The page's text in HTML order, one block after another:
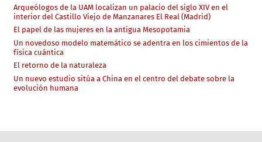
Arqueólogos de la UAM localizan un palacio del siglo XIV en el
interior del Castillo Viejo de Manzanares El Real (Madrid)
El papel de las mujeres en la antigua Mesopotamia
Un novedoso modelo matemático se adentra en los cimientos de la
física cuántica
El retorno de la naturaleza
Un nuevo estudio sitúa a China en el centro del debate sobre la
evolución humana